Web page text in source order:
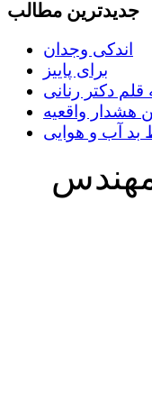
جدیدترین مطالب
اندکی وجدان
برای پاییز
دکتر رنانی
بد آب و هوایی